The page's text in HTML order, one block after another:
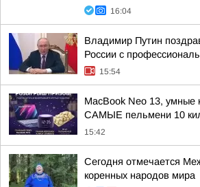
16:04
Владимир Путин
России с
15:54
MacBook Neo 13, умные
САМЫЕ пельмени 10
15:42
Сегодня отмечается
коренных народов мира